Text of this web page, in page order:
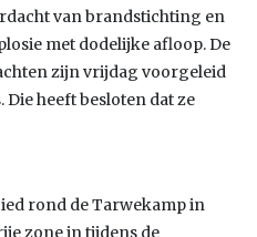
van brandstichting en
met dodelijke afloop. De
zijn vrijdag voorgeleid
heeft besloten dat ze
rond de Tarwekamp in
zone in tijdens de